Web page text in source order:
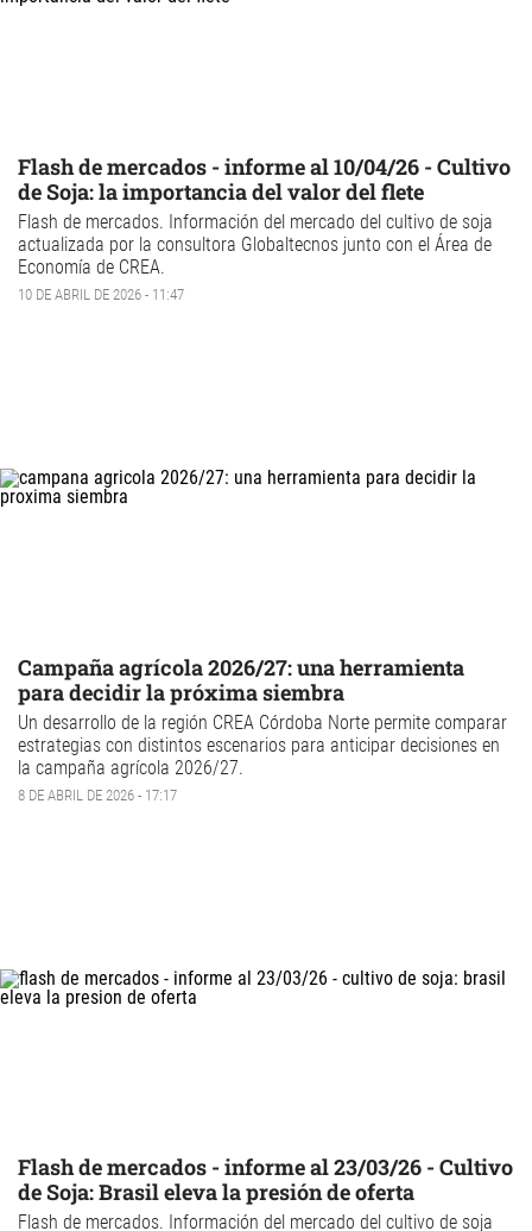
Flash de mercados - informe al 10/04/26 - Cultivo
de Soja: la importancia del valor del flete
Flash de mercados. Información del mercado del cultivo de soja
actualizada por la consultora Globaltecnos junto con el Área de
Economía de CREA.
10 DE ABRIL DE 2026 - 11:47
Campaña agrícola 2026/27: una herramienta
para decidir la próxima siembra
Un desarrollo de la región CREA Córdoba Norte permite comparar
estrategias con distintos escenarios para anticipar decisiones en
la campaña agrícola 2026/27.
8 DE ABRIL DE 2026 - 17:17
Flash de mercados - informe al 23/03/26 - Cultivo
de Soja: Brasil eleva la presión de oferta
Flash de mercados. Información del mercado del cultivo de soja